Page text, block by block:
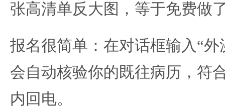
张高清单反大图，等于免费做
报名很简单：在对话框输入“
会自动核验你的既往病历，符
内回电。